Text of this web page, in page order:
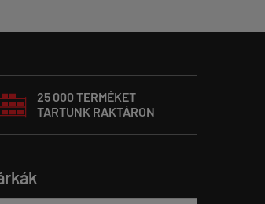
25 000 TERMÉKET
TARTUNK RAKTÁRON